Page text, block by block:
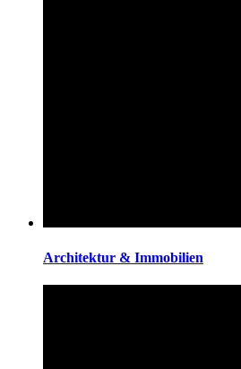
Architektur & Immobilien